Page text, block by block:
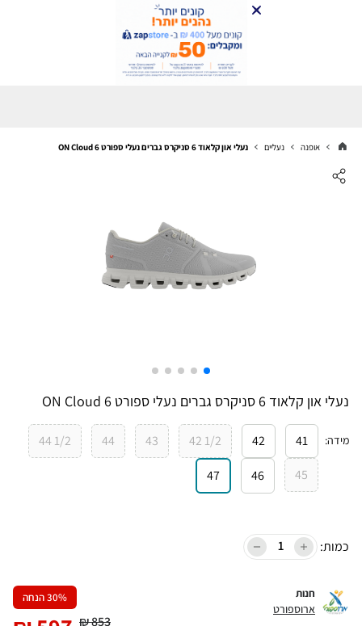
אופנה נעליים נעלי און קלאוד 6 סניקרס גברים נעלי ספורט ON Cloud 6
נעלי און קלאוד 6 סניקרס גברים נעלי ספורט ON Cloud 6
מידה:
41
42
1/2 42
43
44
1/2 44
45
46
47
כמות:
חנות
ארוספורט
30% הנחה
853
₪